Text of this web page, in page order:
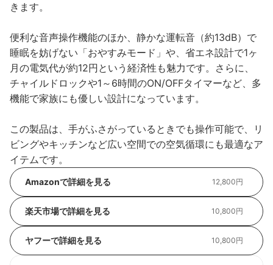
きます。
便利な音声操作機能のほか、静かな運転音（約13dB）で
睡眠を妨げない「おやすみモード」や、省エネ設計で1ヶ
月の電気代が約12円という経済性も魅力です。さらに、
チャイルドロックや1～6時間のON/OFFタイマーなど、多
機能で家族にも優しい設計になっています。
この製品は、手がふさがっているときでも操作可能で、リ
ビングやキッチンなど広い空間での空気循環にも最適なア
イテムです。
Amazonで詳細を見る 12,800円
楽天市場で詳細を見る 10,800円
ヤフーで詳細を見る 10,800円